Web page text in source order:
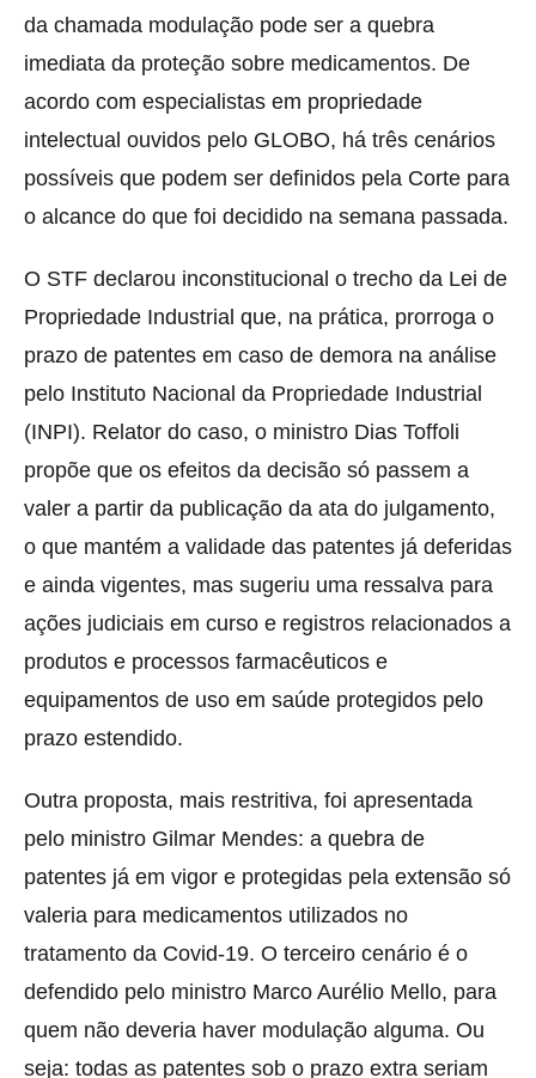
da chamada modulação pode ser a quebra
imediata da proteção sobre medicamentos. De
acordo com especialistas em propriedade
intelectual ouvidos pelo GLOBO, há três cenários
possíveis que podem ser definidos pela Corte para
o alcance do que foi decidido na semana passada.
O STF declarou inconstitucional o trecho da Lei de
Propriedade Industrial que, na prática, prorroga o
prazo de patentes em caso de demora na análise
pelo Instituto Nacional da Propriedade Industrial
(INPI). Relator do caso, o ministro Dias Toffoli
propõe que os efeitos da decisão só passem a
valer a partir da publicação da ata do julgamento,
o que mantém a validade das patentes já deferidas
e ainda vigentes, mas sugeriu uma ressalva para
ações judiciais em curso e registros relacionados a
produtos e processos farmacêuticos e
equipamentos de uso em saúde protegidos pelo
prazo estendido.
Outra proposta, mais restritiva, foi apresentada
pelo ministro Gilmar Mendes: a quebra de
patentes já em vigor e protegidas pela extensão só
valeria para medicamentos utilizados no
tratamento da Covid-19. O terceiro cenário é o
defendido pelo ministro Marco Aurélio Mello, para
quem não deveria haver modulação alguma. Ou
seja: todas as patentes sob o prazo extra seriam